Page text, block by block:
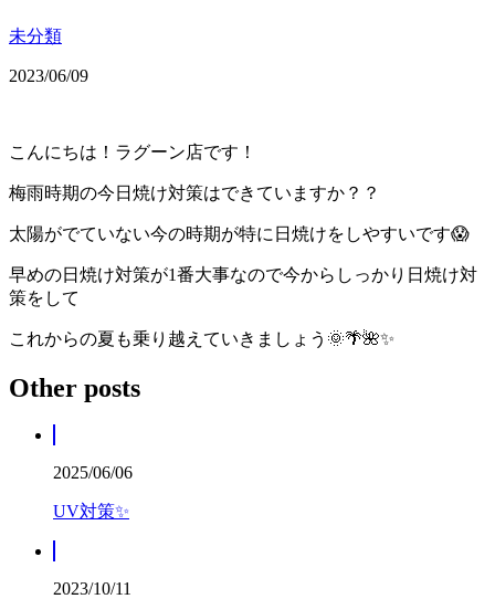
未分類
2023/06/09
こんにちは！ラグーン店です！
梅雨時期の今日焼け対策はできていますか？？
太陽がでていない今の時期が特に日焼けをしやすいです😱
早めの日焼け対策が1番大事なので今からしっかり日焼け対
策をして
これからの夏も乗り越えていきましょう🌞🌴🌺✨
Other posts
2025/06/06
UV対策✨️
2023/10/11